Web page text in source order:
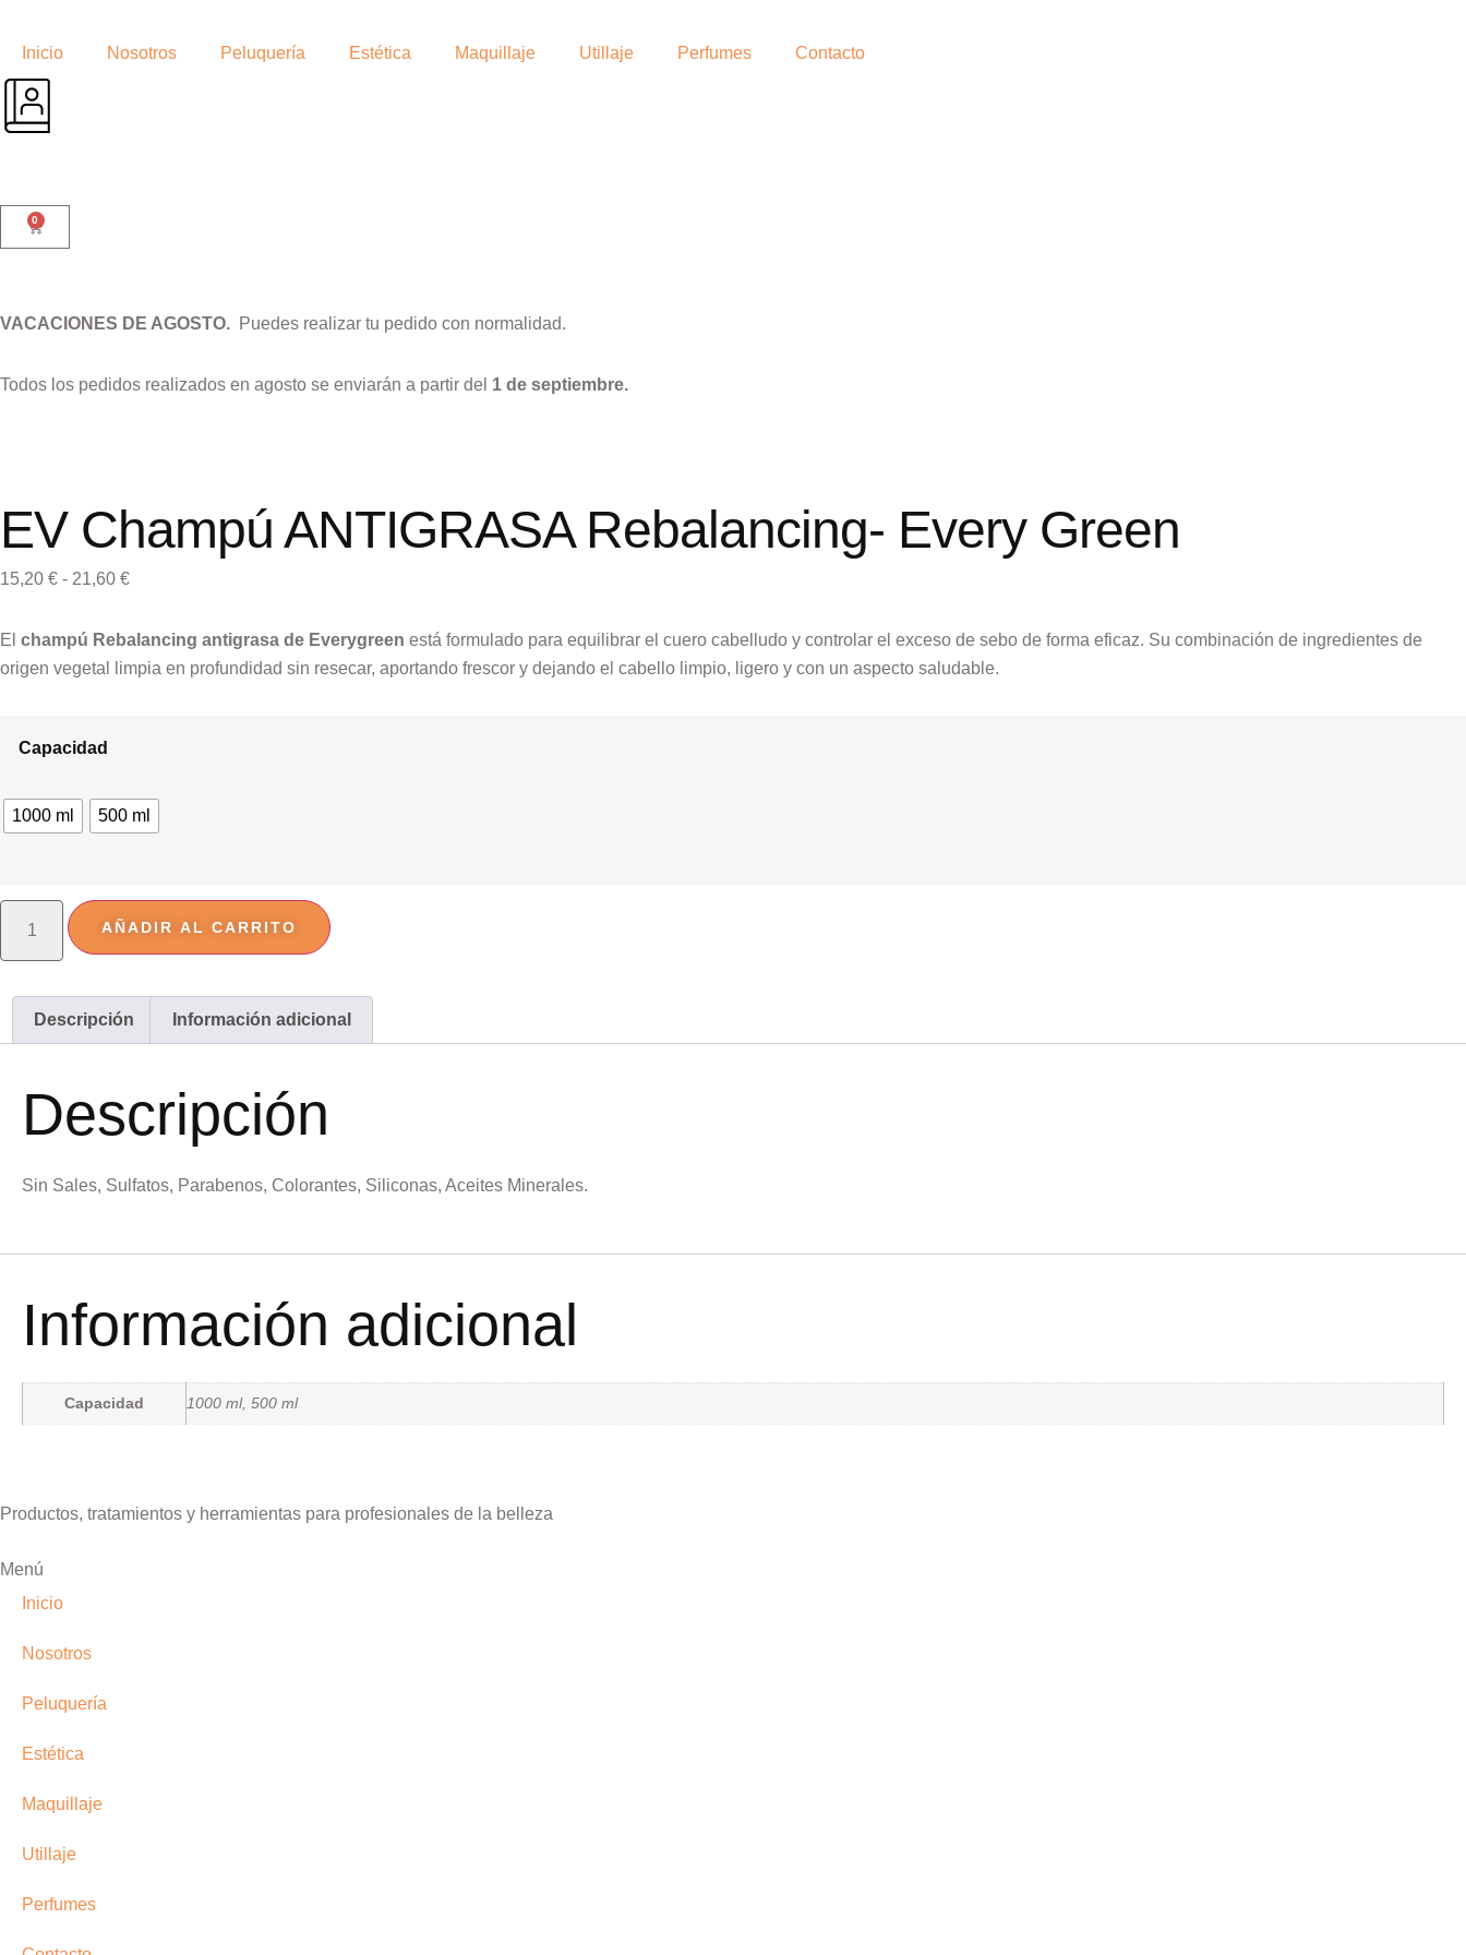
Inicio Nosotros Peluquería Estética Maquillaje Utillaje Perfumes Contacto
0
VACACIONES DE AGOSTO. Puedes realizar tu pedido con normalidad.
Todos los pedidos realizados en agosto se enviarán a partir del 1 de septiembre.
EV Champú ANTIGRASA Rebalancing- Every Green
15,20 € - 21,60 €
El champú Rebalancing antigrasa de Everygreen está formulado para equilibrar el cuero cabelludo y controlar el exceso de sebo de forma eficaz. Su combinación de ingredientes de
origen vegetal limpia en profundidad sin resecar, aportando frescor y dejando el cabello limpio, ligero y con un aspecto saludable.
Capacidad
1000 ml 500 ml
AÑADIR AL CARRITO
Descripción Información adicional
Descripción
Sin Sales, Sulfatos, Parabenos, Colorantes, Siliconas, Aceites Minerales.
Información adicional
Capacidad 1000 ml, 500 ml
Productos, tratamientos y herramientas para profesionales de la belleza
Menú
Inicio
Nosotros
Peluquería
Estética
Maquillaje
Utillaje
Perfumes